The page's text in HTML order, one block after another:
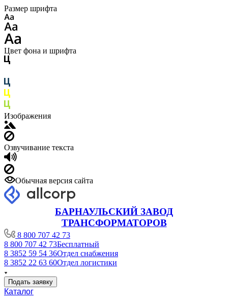
Размер шрифта
Цвет фона и шрифта
Изображения
Озвучивание текста
Обычная версия сайта
БАРНАУЛЬСКИЙ ЗАВОД
ТРАНСФОРМАТОРОВ
8 800 707 42 73
8 800 707 42 73Бесплатный
8 3852 59 54 36Отдел снабжения
8 3852 22 63 60Отдел логистики
Подать заявку
Каталог